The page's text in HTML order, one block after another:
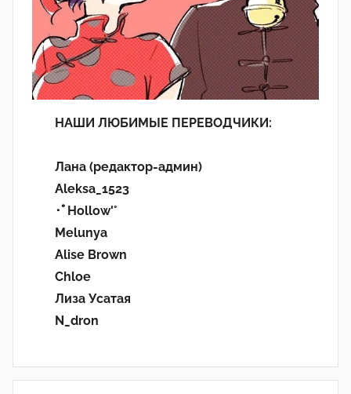
НАШИ ЛЮБИМЫЕ ПЕРЕВОДЧИКИ:
Лана (редактор-админ)
Aleksa_1523
･ﾟHollow'°
Melunya
Alise Brown
Chloe
Лиза Усатая
N_dron